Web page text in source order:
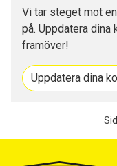
Vi tar steget mot
på. Uppdatera
framöver!
Uppdatera dina